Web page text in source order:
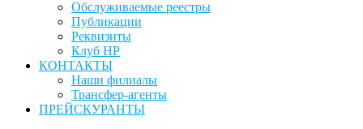
Обслуживаемые реестры
Публикации
Реквизиты
Клуб НР
КОНТАКТЫ
Наши филиалы
Трансфер-агенты
ПРЕЙСКУРАНТЫ